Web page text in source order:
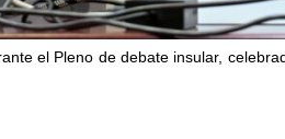
el Pleno de debate insular,